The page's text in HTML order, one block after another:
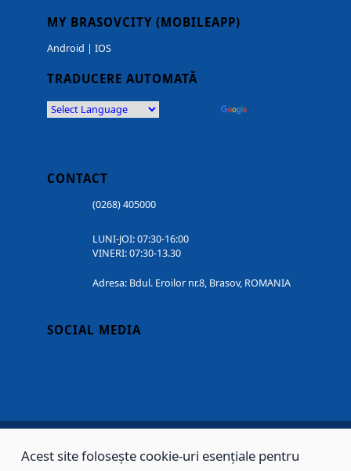
MY BRASOVCITY (MOBILEAPP)
Android | IOS
TRADUCERE AUTOMATĂ
CONTACT
(0268) 405000
LUNI-JOI: 07:30-16:00
VINERI: 07:30-13.30
Adresa: Bdul. Eroilor nr.8, Brasov, ROMANIA
SOCIAL MEDIA
Acest site folosește cookie-uri esențiale pentru